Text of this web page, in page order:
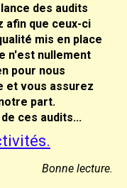
des audits
afin que ceux-ci
mis en place
n'est nullement
pour nous
et vous assurez
part.
ces audits...
Bonne lecture.